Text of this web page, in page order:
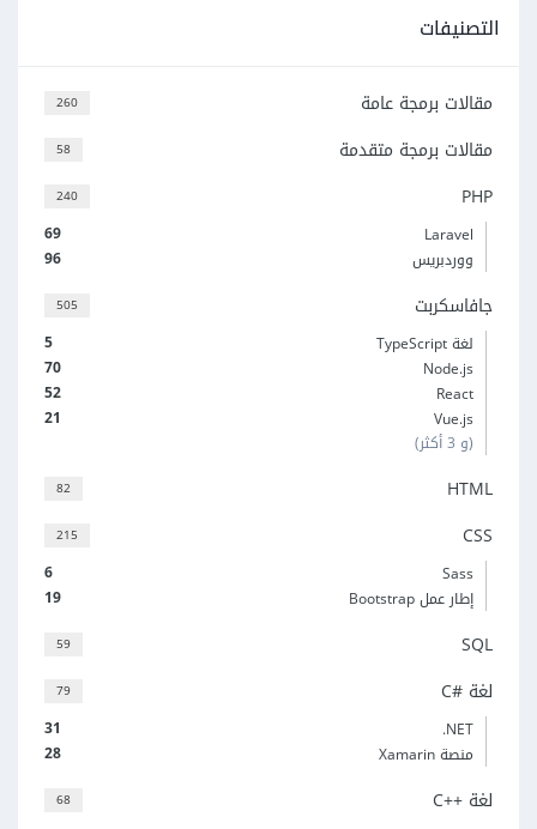
التصنيفات
260 مقالات برمجة عامة
58 مقالات برمجة متقدمة
240 PHP
69
Laravel
96
ووردبريس
505 جافاسكربت
5
لغة TypeScript
70
Node.js
52
React
21
Vue.js
(و 3 أكثر)
82 HTML
215 CSS
6
Sass
19
إطار عمل Bootstrap
59 SQL
79 لغة C#‎
31
‎.NET
28
منصة Xamarin
68 لغة C++‎